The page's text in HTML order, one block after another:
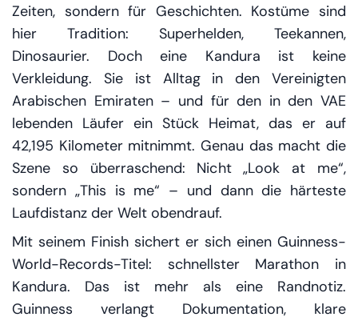
Zeiten, sondern für Geschichten. Kostüme sind
hier Tradition: Superhelden, Teekannen,
Dinosaurier. Doch eine Kandura ist keine
Verkleidung. Sie ist Alltag in den Vereinigten
Arabischen Emiraten – und für den in den VAE
lebenden Läufer ein Stück Heimat, das er auf
42,195 Kilometer mitnimmt. Genau das macht die
Szene so überraschend: Nicht „Look at me“,
sondern „This is me“ – und dann die härteste
Laufdistanz der Welt obendrauf.
Mit seinem Finish sichert er sich einen Guinness-
World-Records-Titel: schnellster Marathon in
Kandura. Das ist mehr als eine Randnotiz.
Guinness verlangt Dokumentation, klare